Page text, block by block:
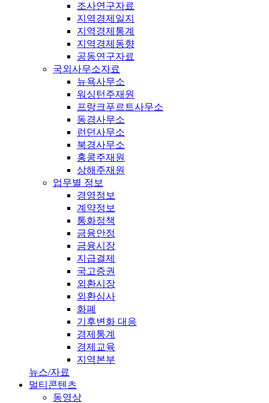
조사연구자료
지역경제일지
지역경제통계
지역경제동향
공동연구자료
국외사무소자료
뉴욕사무소
워싱턴주재원
프랑크푸르트사무소
동경사무소
런던사무소
북경사무소
홍콩주재원
상해주재원
업무별 정보
경영정보
계약정보
통화정책
금융안정
금융시장
지급결제
국고증권
외환시장
외환심사
화폐
기후변화 대응
경제통계
경제교육
지역본부
뉴스/자료
멀티콘텐츠
동영상